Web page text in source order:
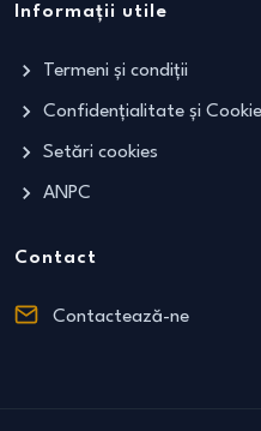
Informații utile
Termeni și condiții
Confidențialitate și
Setări cookies
ANPC
Contact
Contactează-ne